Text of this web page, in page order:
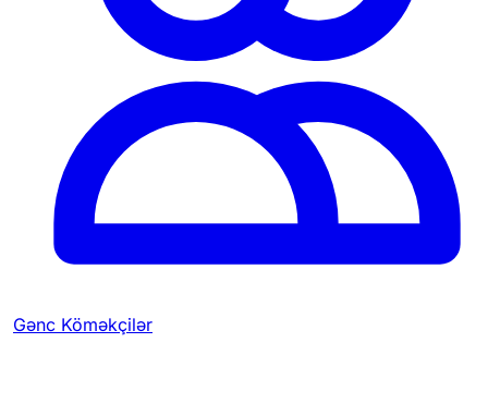
Gənc Köməkçilər